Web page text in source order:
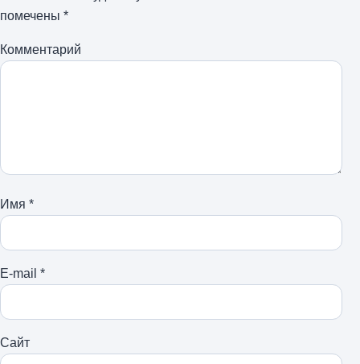
помечены *
Комментарий
Имя *
E-mail *
Сайт